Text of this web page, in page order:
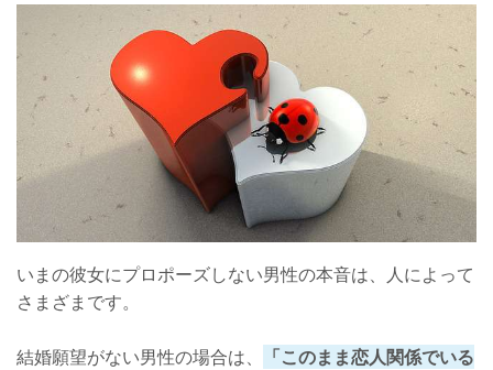
いまの彼女にプロポーズしない男性の本音は、人によって
さまざまです。
結婚願望がない男性の場合は、
「このまま恋人関係でいる